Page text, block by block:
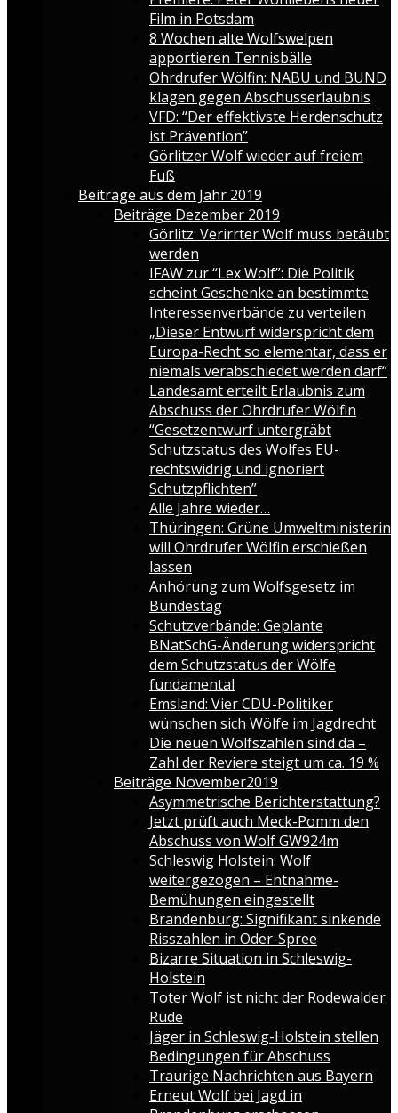
Film in Potsdam
8 Wochen alte Wolfswelpen
apportieren Tennisbälle
Ohrdrufer Wölfin: NABU und BUND
klagen gegen Abschusserlaubnis
VFD: “Der effektivste Herdenschutz
ist Prävention”
Görlitzer Wolf wieder auf freiem
Fuß
Beiträge aus dem Jahr 2019
Beiträge Dezember 2019
Görlitz: Verirrter Wolf muss betäubt
werden
IFAW zur “Lex Wolf”: Die Politik
scheint Geschenke an bestimmte
Interessenverbände zu verteilen
„Dieser Entwurf widerspricht dem
Europa-Recht so elementar, dass er
niemals verabschiedet werden darf“
Landesamt erteilt Erlaubnis zum
Abschuss der Ohrdrufer Wölfin
“Gesetzentwurf untergräbt
Schutzstatus des Wolfes EU-
rechtswidrig und ignoriert
Schutzpflichten”
Alle Jahre wieder…
Thüringen: Grüne Umweltministerin
will Ohrdrufer Wölfin erschießen
lassen
Anhörung zum Wolfsgesetz im
Bundestag
Schutzverbände: Geplante
BNatSchG-Änderung widerspricht
dem Schutzstatus der Wölfe
fundamental
Emsland: Vier CDU-Politiker
wünschen sich Wölfe im Jagdrecht
Die neuen Wolfszahlen sind da –
Zahl der Reviere steigt um ca. 19 %
Beiträge November2019
Asymmetrische Berichterstattung?
Jetzt prüft auch Meck-Pomm den
Abschuss von Wolf GW924m
Schleswig Holstein: Wolf
weitergezogen – Entnahme-
Bemühungen eingestellt
Brandenburg: Signifikant sinkende
Risszahlen in Oder-Spree
Bizarre Situation in Schleswig-
Holstein
Toter Wolf ist nicht der Rodewalder
Rüde
Jäger in Schleswig-Holstein stellen
Bedingungen für Abschuss
Traurige Nachrichten aus Bayern
Erneut Wolf bei Jagd in